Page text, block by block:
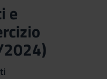
e